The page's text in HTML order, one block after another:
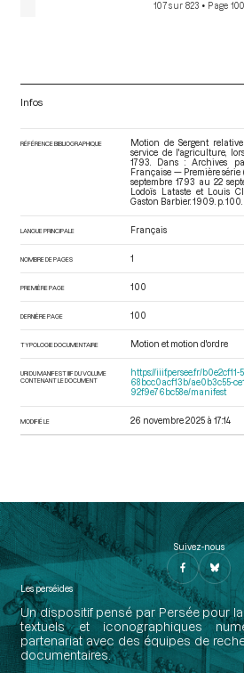
107 sur 823 • Page 100
Infos
RÉFÉRENCE BIBLIOGRAPHIQUE
Motion de Sergent
service de l'agriculture,
1793. Dans : Archives
Française — Première série
septembre 1793 au 22
Lodoïs Lataste et Louis
Gaston Barbier. 1909. p. 100.
LANGUE PRINCIPALE Français
NOMBRE DE PAGES 1
PREMIÈRE PAGE 100
DERNIÈRE PAGE 100
TYPOLOGIE DOCUMENTAIRE Motion et motion d'ordre
URI DU MANIFEST IIIF DU VOLUME
CONTENANT LE DOCUMENT
https://iiif.persee.fr/b0e2cf11-
68bcc0acf13b/ae0b3c55-
92f9e76bc58e/manifest
MODIFIÉ LE 26 novembre 2025 à 17:14
Suivez-nous
Les perséides
Un dispositif pensé par Persée pour
textuels et iconographiques
partenariat avec des équipes de
documentaires.